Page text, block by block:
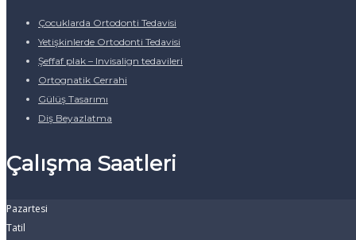
Çocuklarda Ortodonti Tedavisi
Yetişkinlerde Ortodonti Tedavisi
Şeffaf plak – Invisalign tedavileri
Ortognatik Cerrahi
Gülüş Tasarımı
Diş Beyazlatma
Çalışma Saatleri
Pazartesi
Tatil